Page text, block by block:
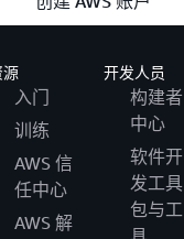
源
入门
训练
AWS 信
任中心
AWS 解
开发人员
构建者
中心
软件开
发工具
包与工